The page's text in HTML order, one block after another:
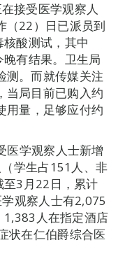
接受医学观察人
（22）日已派员到
酸测试，其中
有结果。卫生局
测。而就传媒关注
当局目前已购入约
用量，足够应付约
医学观察人士新增
学生占151人、非
3月22日，累计
观察人士有2,075
1,383人在指定酒店
状在仁伯爵综合医